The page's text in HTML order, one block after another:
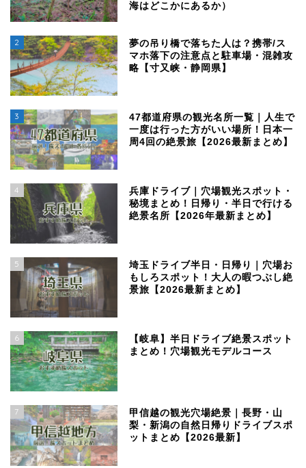
海はどこかにあるか）
2
夢の吊り橋で落ちた人は？携帯/ス
マホ落下の注意点と駐車場・混雑攻
略【寸又峡・静岡県】
3
47都道府県の観光名所一覧｜人生で
一度は行った方がいい場所！日本一
周4回の絶景旅【2026最新まとめ】
4
兵庫ドライブ｜穴場観光スポット・
秘境まとめ！日帰り・半日で行ける
絶景名所【2026年最新まとめ】
5
埼玉ドライブ半日・日帰り｜穴場お
もしろスポット！大人の暇つぶし絶
景旅【2026最新まとめ】
6
【岐阜】半日ドライブ絶景スポット
まとめ！穴場観光モデルコース
7
甲信越の観光穴場絶景｜長野・山
梨・新潟の自然日帰りドライブスポ
ットまとめ【2026最新】